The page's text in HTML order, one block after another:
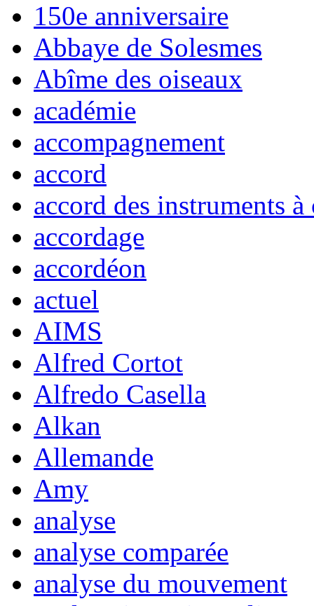
150e anniversaire
Abbaye de Solesmes
Abîme des oiseaux
académie
accompagnement
accord
accord des instruments
accordage
accordéon
actuel
AIMS
Alfred Cortot
Alfredo Casella
Alkan
Allemande
Amy
analyse
analyse comparée
analyse du mouvement